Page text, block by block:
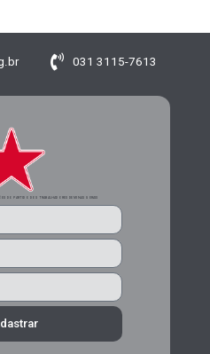
031 3115-7613
DO PARTIDO DOS TRABALHADORES DE MINAS GERAIS